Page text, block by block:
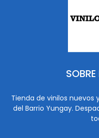
Tienda de vinilos nuevos
del Barrio Yungay.